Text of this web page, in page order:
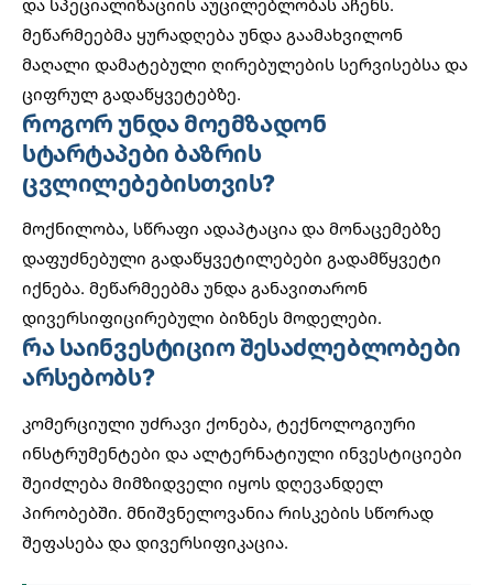
მეწარმეებმა ყურადღება უნდა გაამახვილონ
მაღალი დამატებული ღირებულების სერვისებსა და
ციფრულ გადაწყვეტებზე.
როგორ უნდა მოემზადონ
სტარტაპები ბაზრის
ცვლილებებისთვის?
მოქნილობა, სწრაფი ადაპტაცია და მონაცემებზე
დაფუძნებული გადაწყვეტილებები გადამწყვეტი
იქნება. მეწარმეებმა უნდა განავითარონ
დივერსიფიცირებული ბიზნეს მოდელები.
რა საინვესტიციო შესაძლებლობები
არსებობს?
კომერციული უძრავი ქონება, ტექნოლოგიური
ინსტრუმენტები და ალტერნატიული ინვესტიციები
შეიძლება მიმზიდველი იყოს დღევანდელ
პირობებში. მნიშვნელოვანია რისკების სწორად
შეფასება და დივერსიფიკაცია.